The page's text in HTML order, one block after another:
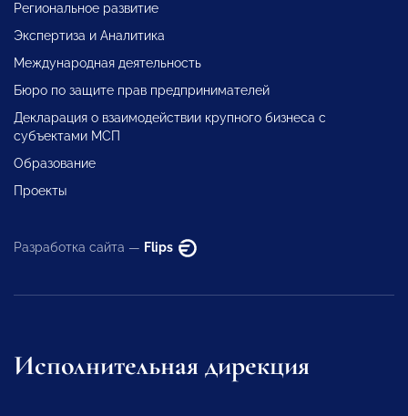
Региональное развитие
Экспертиза и Аналитика
Международная деятельность
Бюро по защите прав предпринимателей
Декларация о взаимодействии крупного бизнеса с
субъектами МСП
Образование
Проекты
Разработка сайта — Flips
Исполнительная дирекция